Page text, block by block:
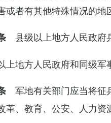
或者有其他特殊情况的地
县级以上地方人民政府
上地方人民政府和同级军
军地有关部门应当将征
革、教育、公安、人力